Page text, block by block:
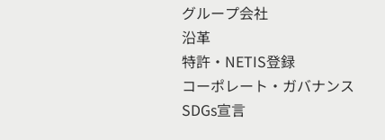
グループ会社
沿革
特許・NETIS登録
コーポレート・ガバナンス
SDGs宣言